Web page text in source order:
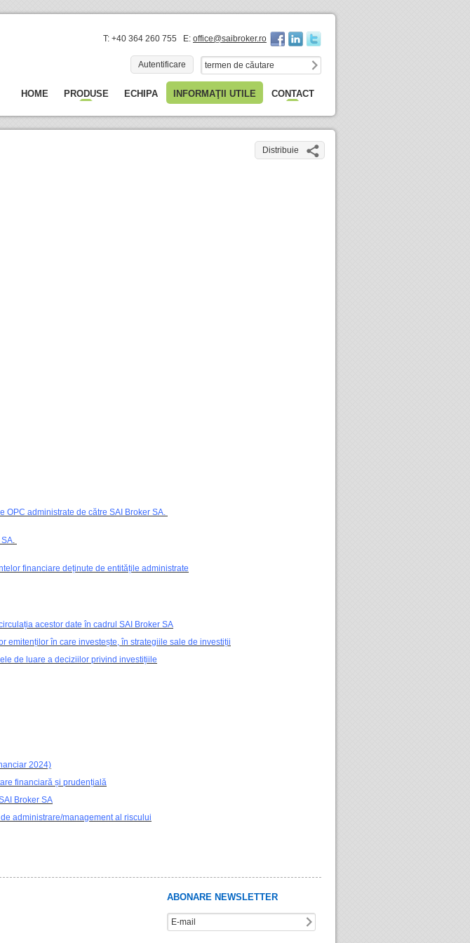
T: +40 364 260 755 E: office@saibroker.ro
Autentificare
HOME PRODUSE ECHIPA INFORMAŢII UTILE CONTACT
Distribuie
administrate de către SAI Broker SA.
.
financiare deținute de entitățile administrate
acestor date în cadrul SAI Broker SA
emitenților în care investește, în strategiile sale de investiții
de luare a deciziilor privind investițiile
2024)
financiară și prudențială
Broker SA
administrare/management al riscului
ABONARE NEWSLETTER